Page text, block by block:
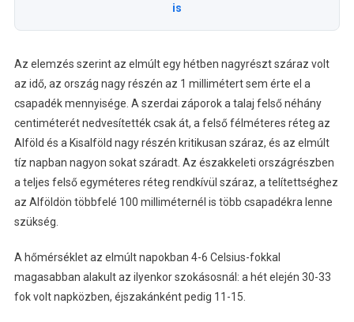
is
Az elemzés szerint az elmúlt egy hétben nagyrészt száraz volt
az idő, az ország nagy részén az 1 millimétert sem érte el a
csapadék mennyisége. A szerdai záporok a talaj felső néhány
centiméterét nedvesítették csak át, a felső félméteres réteg az
Alföld és a Kisalföld nagy részén kritikusan száraz, és az elmúlt
tíz napban nagyon sokat száradt. Az északkeleti országrészben
a teljes felső egyméteres réteg rendkívül száraz, a telítettséghez
az Alföldön többfelé 100 milliméternél is több csapadékra lenne
szükség.
A hőmérséklet az elmúlt napokban 4-6 Celsius-fokkal
magasabban alakult az ilyenkor szokásosnál: a hét elején 30-33
fok volt napközben, éjszakánként pedig 11-15.